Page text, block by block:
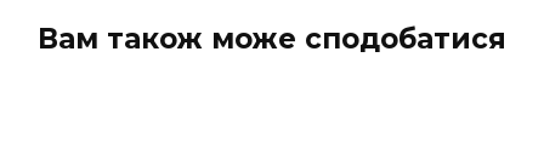
Вам також може сподобатися